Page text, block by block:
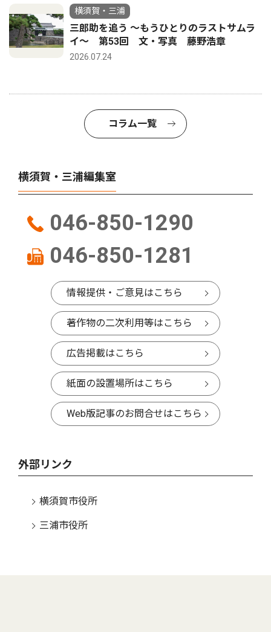
横須賀・三浦
三郎助を追う 〜もうひとりのラストサムラ
イ〜 第53回 文・写真 藤野浩章
2026.07.24
コラム一覧
横須賀・三浦編集室
046-850-1290
046-850-1281
情報提供・ご意見はこちら
著作物の二次利用等はこちら
広告掲載はこちら
紙面の設置場所はこちら
Web版記事のお問合せはこちら
外部リンク
横須賀市役所
三浦市役所